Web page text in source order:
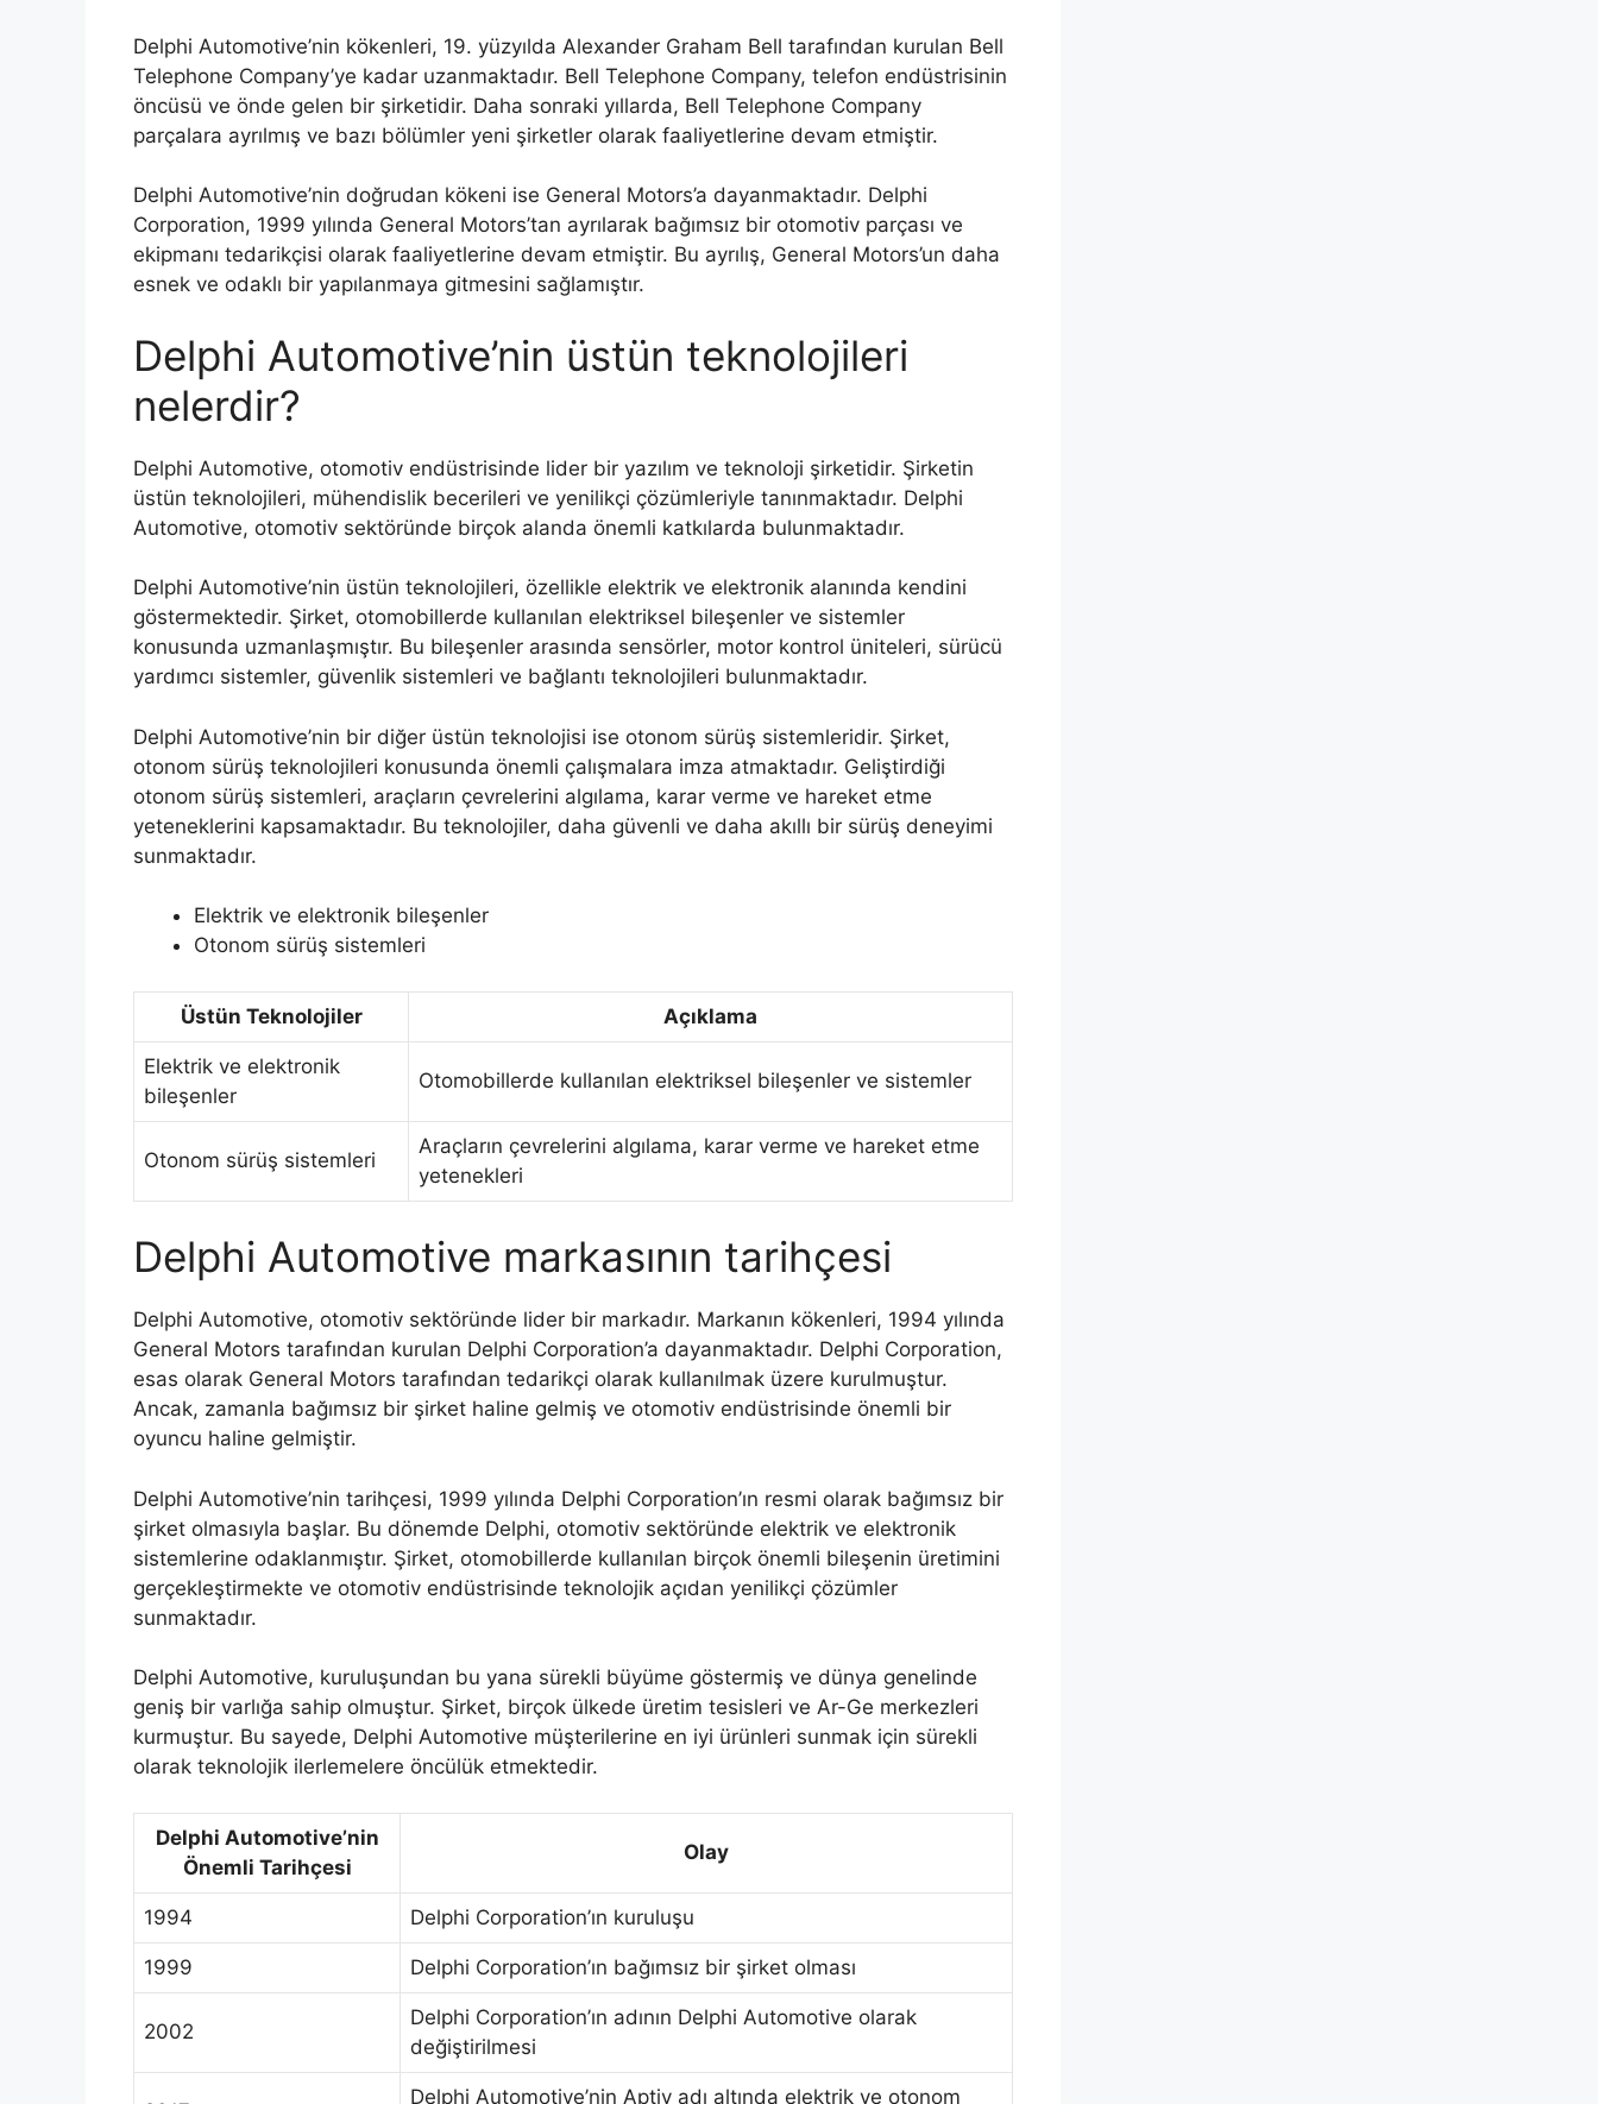
Delphi Automotive’nin kökenleri, 19. yüzyılda Alexander Graham Bell tarafından kurulan Bell
Telephone Company’ye kadar uzanmaktadır. Bell Telephone Company, telefon endüstrisinin
öncüsü ve önde gelen bir şirketidir. Daha sonraki yıllarda, Bell Telephone Company
parçalara ayrılmış ve bazı bölümler yeni şirketler olarak faaliyetlerine devam etmiştir.
Delphi Automotive’nin doğrudan kökeni ise General Motors’a dayanmaktadır. Delphi
Corporation, 1999 yılında General Motors’tan ayrılarak bağımsız bir otomotiv parçası ve
ekipmanı tedarikçisi olarak faaliyetlerine devam etmiştir. Bu ayrılış, General Motors’un daha
esnek ve odaklı bir yapılanmaya gitmesini sağlamıştır.
Delphi Automotive’nin üstün teknolojileri
nelerdir?
Delphi Automotive, otomotiv endüstrisinde lider bir yazılım ve teknoloji şirketidir. Şirketin
üstün teknolojileri, mühendislik becerileri ve yenilikçi çözümleriyle tanınmaktadır. Delphi
Automotive, otomotiv sektöründe birçok alanda önemli katkılarda bulunmaktadır.
Delphi Automotive’nin üstün teknolojileri, özellikle elektrik ve elektronik alanında kendini
göstermektedir. Şirket, otomobillerde kullanılan elektriksel bileşenler ve sistemler
konusunda uzmanlaşmıştır. Bu bileşenler arasında sensörler, motor kontrol üniteleri, sürücü
yardımcı sistemler, güvenlik sistemleri ve bağlantı teknolojileri bulunmaktadır.
Delphi Automotive’nin bir diğer üstün teknolojisi ise otonom sürüş sistemleridir. Şirket,
otonom sürüş teknolojileri konusunda önemli çalışmalara imza atmaktadır. Geliştirdiği
otonom sürüş sistemleri, araçların çevrelerini algılama, karar verme ve hareket etme
yeteneklerini kapsamaktadır. Bu teknolojiler, daha güvenli ve daha akıllı bir sürüş deneyimi
sunmaktadır.
Elektrik ve elektronik bileşenler
Otonom sürüş sistemleri
Üstün Teknolojiler Açıklama
Elektrik ve elektronik
bileşenler
Otomobillerde kullanılan elektriksel bileşenler ve sistemler
Otonom sürüş sistemleri
Araçların çevrelerini algılama, karar verme ve hareket etme
yetenekleri
Delphi Automotive markasının tarihçesi
Delphi Automotive, otomotiv sektöründe lider bir markadır. Markanın kökenleri, 1994 yılında
General Motors tarafından kurulan Delphi Corporation’a dayanmaktadır. Delphi Corporation,
esas olarak General Motors tarafından tedarikçi olarak kullanılmak üzere kurulmuştur.
Ancak, zamanla bağımsız bir şirket haline gelmiş ve otomotiv endüstrisinde önemli bir
oyuncu haline gelmiştir.
Delphi Automotive’nin tarihçesi, 1999 yılında Delphi Corporation’ın resmi olarak bağımsız bir
şirket olmasıyla başlar. Bu dönemde Delphi, otomotiv sektöründe elektrik ve elektronik
sistemlerine odaklanmıştır. Şirket, otomobillerde kullanılan birçok önemli bileşenin üretimini
gerçekleştirmekte ve otomotiv endüstrisinde teknolojik açıdan yenilikçi çözümler
sunmaktadır.
Delphi Automotive, kuruluşundan bu yana sürekli büyüme göstermiş ve dünya genelinde
geniş bir varlığa sahip olmuştur. Şirket, birçok ülkede üretim tesisleri ve Ar-Ge merkezleri
kurmuştur. Bu sayede, Delphi Automotive müşterilerine en iyi ürünleri sunmak için sürekli
olarak teknolojik ilerlemelere öncülük etmektedir.
Delphi Automotive’nin
Önemli Tarihçesi
Olay
1994 Delphi Corporation’ın kuruluşu
1999 Delphi Corporation’ın bağımsız bir şirket olması
2002
Delphi Corporation’ın adının Delphi Automotive olarak
değiştirilmesi
Delphi Automotive’nin Aptiv adı altında elektrik ve otonom